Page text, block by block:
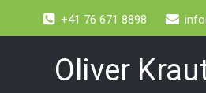
+41 76 671 8898
Oliver